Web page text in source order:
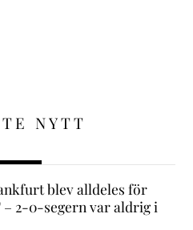
NYTT
blev alldeles för
2-0-segern var aldrig i